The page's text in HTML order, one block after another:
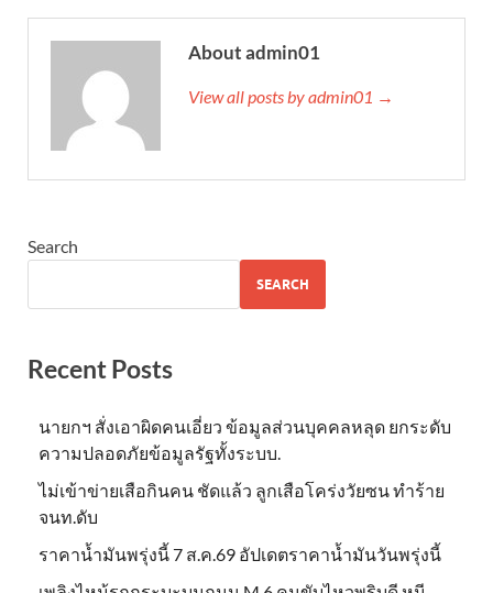
About admin01
View all posts by admin01 →
Search
SEARCH
Recent Posts
นายกฯ สั่งเอาผิดคนเอี่ยว ข้อมูลส่วนบุคคลหลุด ยกระดับ
ความปลอดภัยข้อมูลรัฐทั้งระบบ.
ไม่เข้าข่าย​เสือกินคน ชัดแล้ว ลูกเสือโคร่งวัยซน ทำร้าย
จนท.ดับ
ราคาน้ำมันพรุ่งนี้ 7 ส.ค.69 อัปเดตราคาน้ำมันวันพรุ่งนี้